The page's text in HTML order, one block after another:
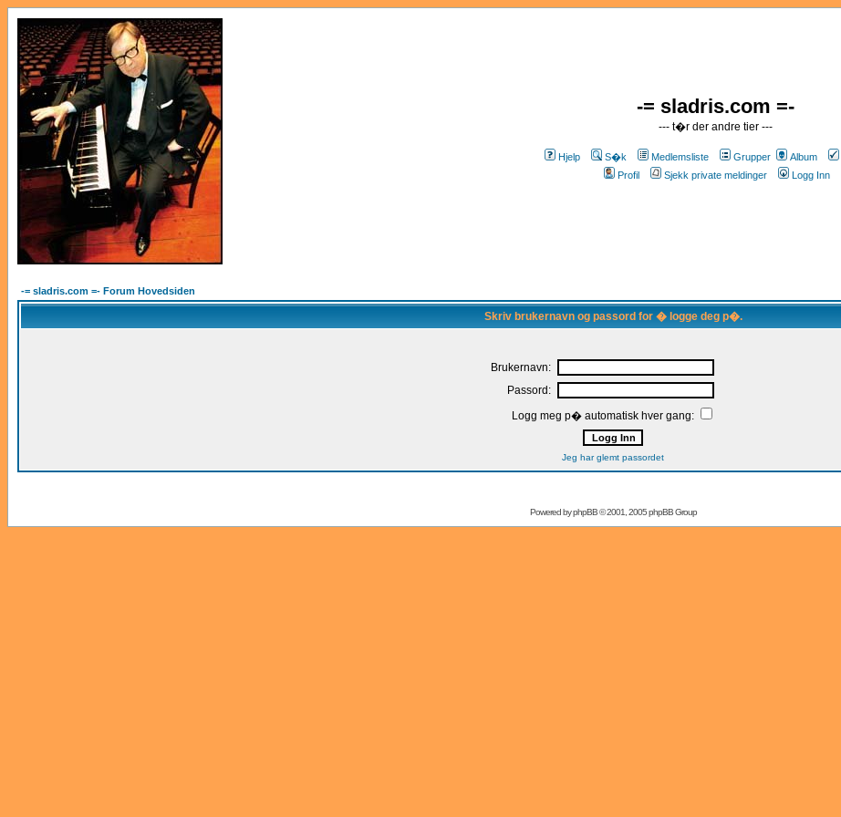
-= sladris.com =-
--- t�r der andre tier ---
Hjelp S�k Medlemsliste Grupper Album
Profil
Sjekk private meldinger Logg Inn
-= sladris.com =- Forum Hovedsiden
Skriv brukernavn og passord for � logge deg p�.
Brukernavn:
Passord:
Logg meg p� automatisk hver gang:
Jeg har glemt passordet
Powered byphpBB© 2001, 2005 phpBB Group